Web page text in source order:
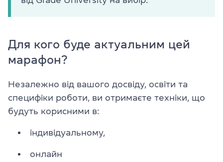
Для кого буде актуальним цей
марафон?
Незалежно від вашого досвіду, освіти та
специфіки роботи, ви отримаєте техніки, що
будуть корисними в:
індивідуальному,
онлайн